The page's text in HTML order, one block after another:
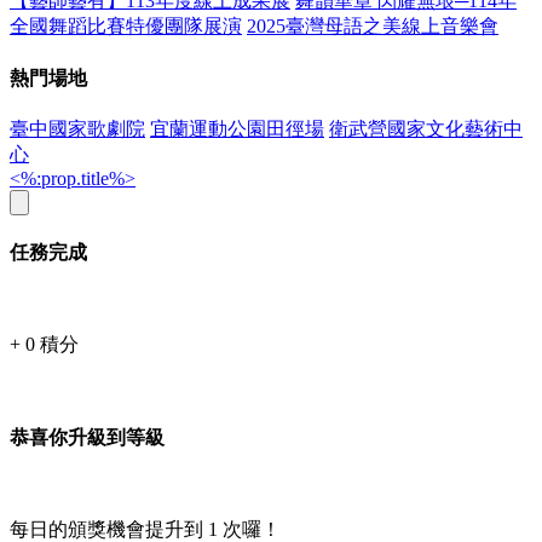
全國舞蹈比賽特優團隊展演 2025臺灣母語之美線上音樂會
熱門場地
臺中國家歌劇院 宜蘭運動公園田徑場 衛武營國家文化藝術中
心
<%:prop.title%>
任務完成
+ 0 積分
恭喜你升級到等級
每日的頒獎機會提升到 1 次囉！